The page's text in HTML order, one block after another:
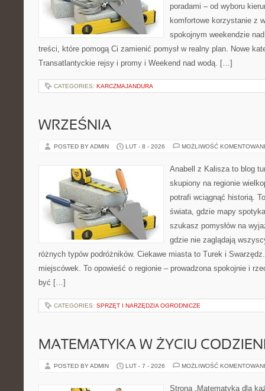
poradami – od wyboru
komfortowe korzystanie z
spokojnym weekendzie
treści, które pomogą Ci zamienić pomysł w realny plan. Nowe
Transatlantyckie rejsy i promy i Weekend nad wodą. […]
CATEGORIES: KARCZMAJANDURA
WRZEŚNIA
POSTED BY ADMIN LUT - 8 - 2026 MOŻLIWOŚĆ
Anabell z Kalisza to blog
skupiony na regionie
potrafi wciągnąć historią.
świata, gdzie mapy
szukasz pomysłów na
gdzie nie zaglądają
różnych typów podróżników. Ciekawe miasta to Turek i
miejscówek. To opowieść o regionie – prowadzona spokojnie i
być […]
CATEGORIES: SPRZĘT I NARZĘDZIA OGRODNICZE
MATEMATYKA W ŻYCIU
POSTED BY ADMIN LUT - 7 - 2026 MOŻLIWOŚĆ
Strona „Matematyka dla